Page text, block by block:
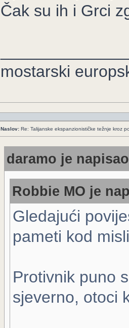
Čak su ih i Grci
mostarski
Naslov: Re: Talijanske ekspanzionističke težnje kroz
daramo je
Robbie MO je
Gledajući
pameti kod
Protivnik puno
sjeverno, otoci